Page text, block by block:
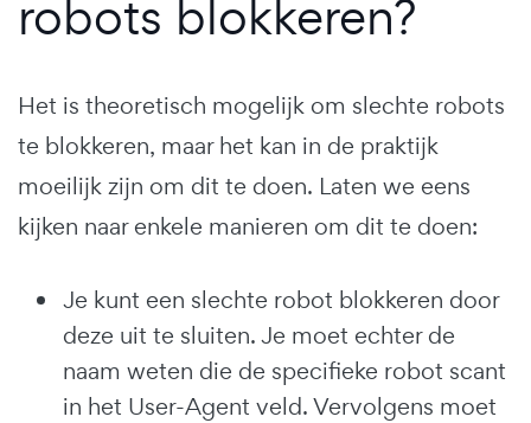
robots blokkeren?
Het is theoretisch mogelijk om slechte robots
te blokkeren, maar het kan in de praktijk
moeilijk zijn om dit te doen. Laten we eens
kijken naar enkele manieren om dit te doen:
Je kunt een slechte robot blokkeren door
deze uit te sluiten. Je moet echter de
naam weten die de specifieke robot scant
in het User-Agent veld. Vervolgens moet